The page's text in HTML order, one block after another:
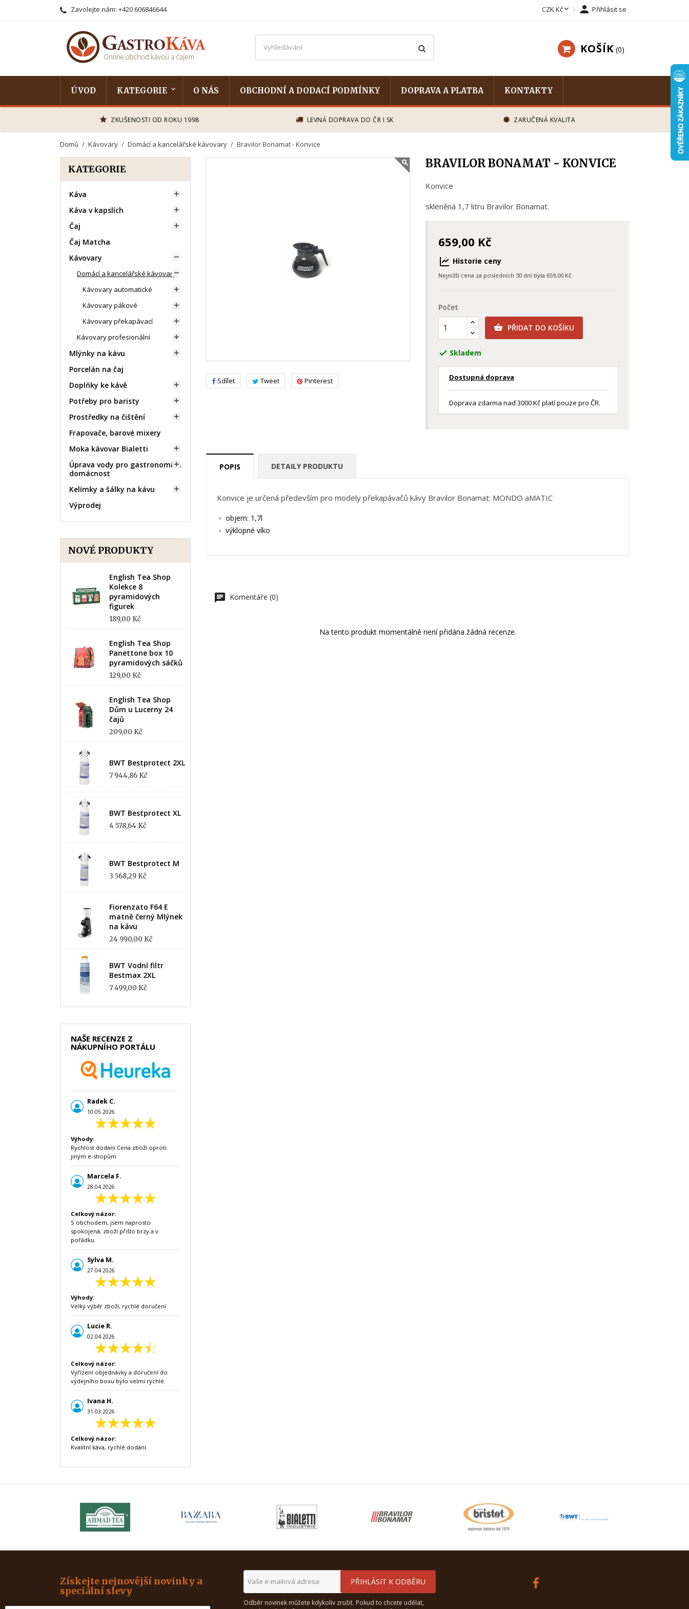
Zavolejte nám: +420 606846644 CZK Kč  Přihlásit se
KOŠÍK 0
ÚVOD KATEGORIE O NÁS OBCHODNÍ A DODACÍ PODMÍNKY DOPRAVA A PLATBA KONTAKTY
ZKUŠENOSTI OD ROKU 1998 LEVNÁ DOPRAVA DO ČR I SK ZARUČENÁ KVALITA
Domů Kávovary Domácí a kancelářské kávovary Bravilor Bonamat - Konvice
KATEGORIE
Káva 
Káva v kapslích 
Čaj 
Čaj Matcha
Kávovary

Domácí a kancelářské kávovary
Kávovary automatické 
Kávovary pákové 
Kávovary překapávací 
Kávovary profesionální 
Mlýnky na kávu 
Porcelán na čaj
Doplňky ke kávě

Potřeby pro baristy 
Prostředky na čištění 
Frapovače, barové mixery
Moka kávovar Bialetti

Úprava vody pro gastronomii a
domácnost

Kelímky a šálky na kávu 
Výprodej
NOVÉ PRODUKTY
English Tea Shop
Kolekce 8
pyramidových
figurek
189,00 Kč
English Tea Shop
Panettone box 10
pyramidových sáčků
129,00 Kč
English Tea Shop
Dům u Lucerny 24
čajů
209,00 Kč
BWT Bestprotect 2XL
7 944,86 Kč
BWT Bestprotect XL
4 578,64 Kč
BWT Bestprotect M
3 568,29 Kč
Fiorenzato F64 E
matně černý Mlýnek
na kávu
24 990,00 Kč
BWT Vodní filtr
Bestmax 2XL
7 499,00 Kč
NAŠE RECENZE Z
NÁKUPNÍHO PORTÁLU
Radek C.
10.05.2026
Výhody:
Rychlost dodani Cena zboží oproti
jiným e-shopům
Marcela F.
28.04.2026
Celkový názor:
S obchodem, jsem naprosto
spokojená, zboží přišlo brzy a v
pořádku.
Sylva M.
27.04.2026
Výhody:
Velký výběr zboží, rychlé doručení
Lucie R.
02.04.2026
Celkový názor:
Vyřízení objednávky a doručení do
výdejního boxu bylo velmi rychlé.
Ivana H.
31.03.2026
Celkový názor:
Kvalitní káva, rychlé dodání.
Sdílet Tweet Pinterest
BRAVILOR BONAMAT - KONVICE
Konvice
skleněná 1,7 litru Bravilor Bonamat.
659,00 Kč
Historie ceny
Nejnižší cena za posledních 30 dní byla 659,00 Kč
Počet
 PŘIDAT DO KOŠÍKU
 Skladem
Dostupná doprava
Doprava zdarma nad 3000 Kč platí pouze pro ČR.
POPIS DETAILY PRODUKTU
Konvice je určená především pro modely překapávačů kávy Bravilor Bonamat: MONDO aMATIC
objem: 1,7l
výklopné víko
Komentáře (0)
Na tento produkt momentálně není přidána žádná recenze.
Získejte nejnovější novinky a
speciální slevy
Odběr novinek můžete kdykoliv zrušit. Pokud to chcete udělat,